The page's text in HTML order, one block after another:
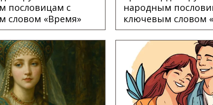
пословицам с
словом «Время»
народным
ключевым словом